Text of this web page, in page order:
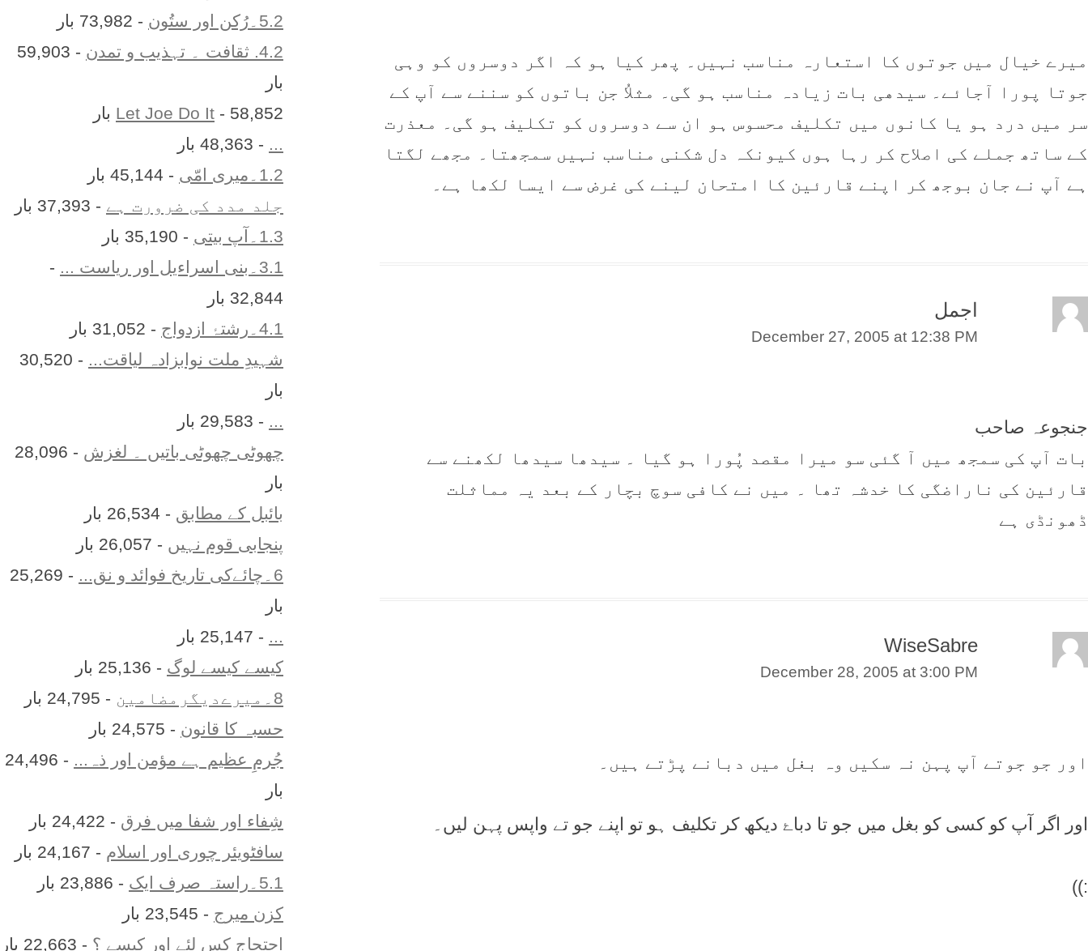
میرے خیال میں جوتوں کا استعارہ مناسب نہیں۔ پھر کیا ہو کہ اگر دوسروں کو وہی
جوتا پورا آجائے۔ سیدھی بات زیادہ مناسب ہو گی۔ مثلاُ جن باتوں کو سننے سے آپ کے
سر میں درد ہو یا کانوں میں تکلیف محسوس ہو ان سے دوسروں کو تکلیف ہو گی۔ معذرت
کے ساتھ جملے کی اصلاح کر رہا ہوں کیونکہ دل شکنی مناسب نہیں سمجھتا۔ مجھے لگتا
ہے آپ نے جان بوجھ کر اپنے قارئین کا امتحان لینے کی غرض سے ایسا لکھا ہے۔
اجمل
December 27, 2005 at 12:38 PM
جنجوعہ صاحب
بات آپ کی سمجھ میں آ گئی سو میرا مقصد پُورا ہو گیا ۔ سیدھا سیدھا لکھنے سے
قارئین کی ناراضگی کا خدشہ تھا ۔ میں نے کافی سوچ بچار کے بعد یہ مماثلت
ڈھونڈی ہے
WiseSabre
December 28, 2005 at 3:00 PM
اور جو جوتے آپ پہن نہ سکیں وہ بغل میں دبانے پڑتے ہیں۔
اور اگر آپ کو کسی کو بغل میں جو تا دباۓ دیکھ کر تکلیف ہو تو اپنے جو تے واپس پہن لیں۔
:))
5.2۔رُکن اور ستُون
- 73,982 بار
4.2. ثقافت ۔ تہذیب و تمدن
- 59,903
بار
Let Joe Do It - 58,852 بار
- 48,363 بار
1.2۔میری امّی
- 45,144 بار
جلد مدد کی ضرورت ہے - 37,393 بار
1.3۔آپ بیتی
- 35,190 بار
3.1۔بنی اسراءیل اور ریاست ...
-
32,844 بار
4.1۔رشتۂ ازدواج
- 31,052 بار
شہیدِ ملت نوابزادہ لیاقت...
- 30,520
بار
- 29,583 بار
چھوٹی چھوٹی باتیں ۔ لغزش
- 28,096
بار
بائبل کے مطابق - 26,534 بار
پنجابی قوم نہیں - 26,057 بار
6۔چائےکی تاریخ فوائد و نق...
- 25,269
بار
- 25,147 بار
کیسے کیسے لوگ - 25,136 بار
8۔میرےدیگرمضامین
- 24,795 بار
حسبہ کا قانون - 24,575 بار
جُرمِ عظیم ہے مؤمن اور ذہ...
- 24,496
بار
شِفاء اور شفا میں فرق - 24,422 بار
سافٹویئر چوری اور اسلام - 24,167 بار
5.1۔راستہ صرف ایک
- 23,886 بار
کزن ميرج - 23,545 بار
احتجاج کس لئے اور کیسے ؟ - 22,663 بار